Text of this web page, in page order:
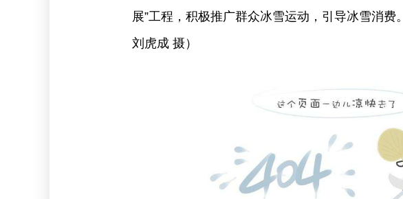
展”工程，积极推广群众冰雪运动，引导冰雪消
刘虎成 摄）